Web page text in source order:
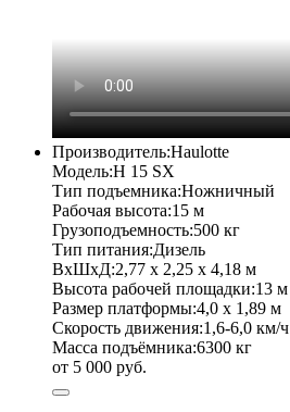
Производитель:Haulotte
Модель:H 15 SX
Тип подъемника:Ножничный
Рабочая высота:15 м
Грузоподъемность:500 кг
Тип питания:Дизель
ВхШхД:2,77 х 2,25 х 4,18 м
Высота рабочей площадки:13 м
Размер платформы:4,0 х 1,89 м
Скорость движения:1,6-6,0 км/ч
Масса подъёмника:6300 кг
от 5 000 руб.